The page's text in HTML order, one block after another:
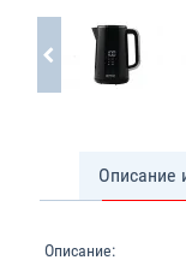
Описание
Описание: